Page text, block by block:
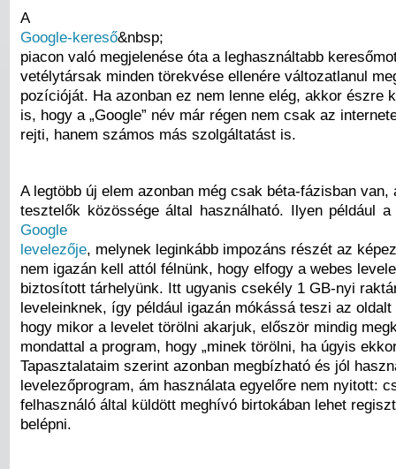
A
Google-kereső&nbsp;
piacon való megjelenése óta a leghasználtabb
vetélytársak minden törekvése ellenére változatlanul
pozícióját. Ha azonban ez nem lenne elég, akkor észre
is, hogy a „Google” név már régen nem csak az
rejti, hanem számos más szolgáltatást is.
A legtöbb új elem azonban még csak béta-fázisban van,
tesztelők közössége által használható. Ilyen például
Google
levelezője, melynek leginkább impozáns részét az
nem igazán kell attól félnünk, hogy elfogy a webes
biztosított tárhelyünk. Itt ugyanis csekély 1 GB-nyi
leveleinknek, így például igazán mókássá teszi az
hogy mikor a levelet törölni akarjuk, először mindig
mondattal a program, hogy „minek törölni, ha úgyis
Tapasztalataim szerint azonban megbízható és jól
levelezőprogram, ám használata egyelőre nem nyitott:
felhasználó által küldött meghívó birtokában lehet
belépni.